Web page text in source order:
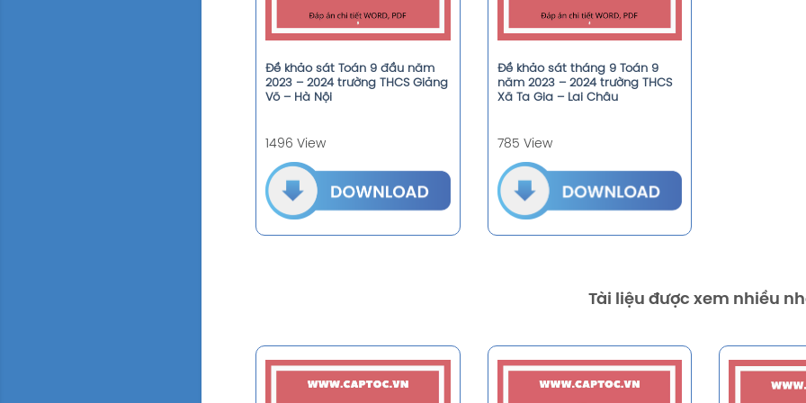
Đề khảo sát Toán 9 đầu năm
2023 – 2024 trường THCS Giảng
Võ – Hà Nội
1496 View
Đề khảo sát tháng 9 Toán 9
năm 2023 – 2024 trường THCS
Xã Ta Gia – Lai Châu
785 View
Tài liệu được xem nhiều